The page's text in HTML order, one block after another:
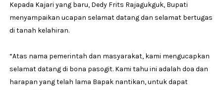
Kepada Kajari yang baru, Dedy Frits Rajagukguk, Bupati
menyampaikan ucapan selamat datang dan selamat bertugas
di tanah kelahiran.
“Atas nama pemerintah dan masyarakat, kami mengucapkan
selamat datang di bona pasogit. Kami tahu ini adalah doa dan
harapan yang telah lama Bapak nantikan, untuk dapat